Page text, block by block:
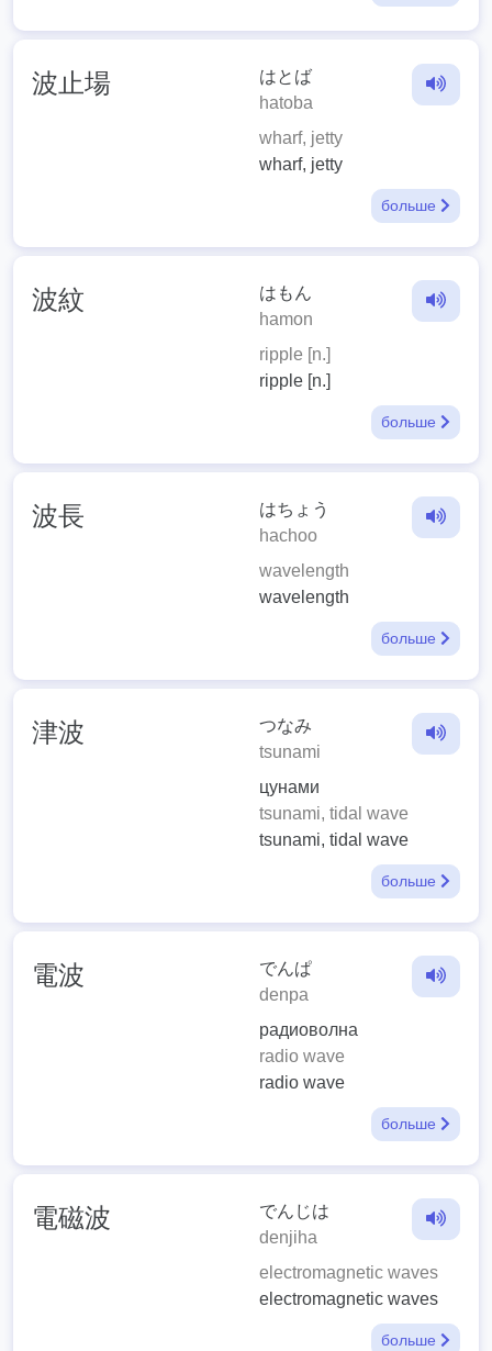
波止場
はとば
hatoba
wharf, jetty
wharf, jetty
больше
波紋
はもん
hamon
ripple [n.]
ripple [n.]
больше
波長
はちょう
hachoo
wavelength
wavelength
больше
津波
つなみ
tsunami
цунами
tsunami, tidal wave
tsunami, tidal wave
больше
電波
でんぱ
denpa
радиоволна
radio wave
radio wave
больше
電磁波
でんじは
denjiha
electromagnetic waves
electromagnetic waves
больше